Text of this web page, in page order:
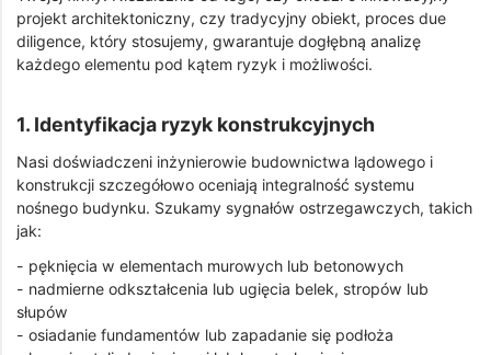
projekt architektoniczny, czy tradycyjny obiekt, proces due
diligence, który stosujemy, gwarantuje dogłębną analizę
każdego elementu pod kątem ryzyk i możliwości.
1. Identyfikacja ryzyk konstrukcyjnych
Nasi doświadczeni inżynierowie budownictwa lądowego i
konstrukcji szczegółowo oceniają integralność systemu
nośnego budynku. Szukamy sygnałów ostrzegawczych, takich
jak:
- pęknięcia w elementach murowych lub betonowych
- nadmierne odkształcenia lub ugięcia belek, stropów lub
słupów
- osiadanie fundamentów lub zapadanie się podłoża